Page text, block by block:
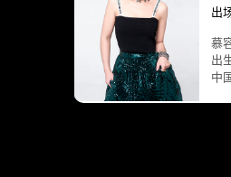
出
慕
出
中